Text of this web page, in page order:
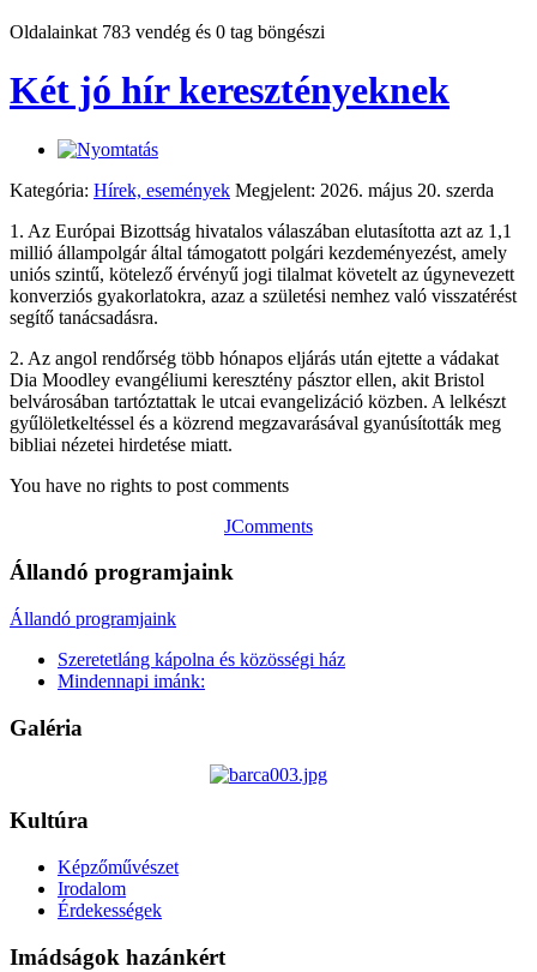
Oldalainkat 783 vendég és 0 tag böngészi
Két jó hír keresztényeknek
Kategória: Hírek, események Megjelent: 2026. május 20. szerda
1. Az Európai Bizottság hivatalos válaszában elutasította azt az 1,1
millió állampolgár által támogatott polgári kezdeményezést, amely
uniós szintű, kötelező érvényű jogi tilalmat követelt az úgynevezett
konverziós gyakorlatokra, azaz a születési nemhez való visszatérést
segítő tanácsadásra.
2. Az angol rendőrség több hónapos eljárás után ejtette a vádakat
Dia Moodley evangéliumi keresztény pásztor ellen, akit Bristol
belvárosában tartóztattak le utcai evangelizáció közben. A lelkészt
gyűlöletkeltéssel és a közrend megzavarásával gyanúsították meg
bibliai nézetei hirdetése miatt.
You have no rights to post comments
JComments
Állandó programjaink
Állandó programjaink
Szeretetláng kápolna és közösségi ház
Mindennapi imánk:
Galéria
Kultúra
Képzőművészet
Irodalom
Érdekességek
Imádságok hazánkért